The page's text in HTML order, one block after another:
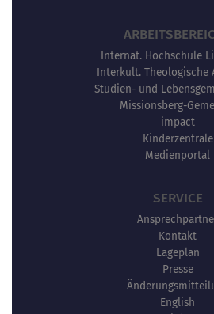
Internat. Hochschule
Interkult. Theologische
Studien- und
Missionsberg-
impact
Kinderzentrale
Medienportal
SERVICE
Kontakt
Lageplan
Presse
English